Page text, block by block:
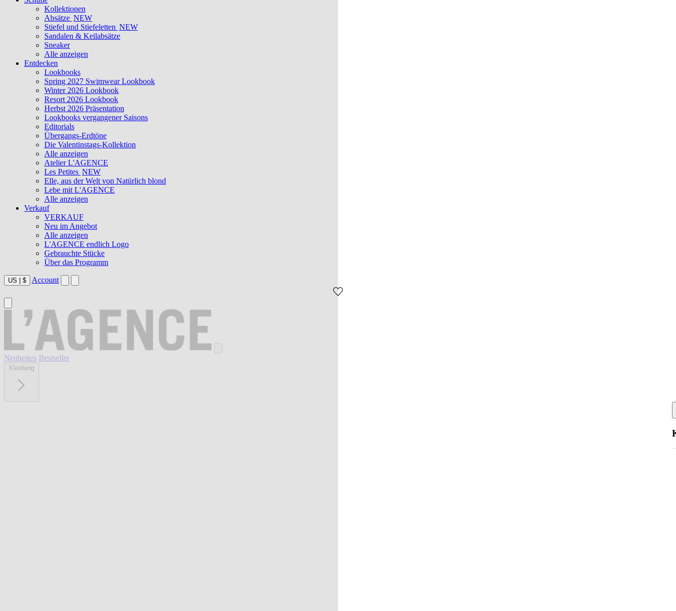
Kollektionen
Absätze NEW
Stiefel und Stiefeletten NEW
Sandalen & Keilabsätze
Sneaker
Alle anzeigen
Entdecken
Lookbooks
Spring 2027 Swimwear Lookbook
Winter 2026 Lookbook
Resort 2026 Lookbook
Herbst 2026 Präsentation
Lookbooks vergangener Saisons
Editorials
Übergangs-Erdtöne
Die Valentinstags-Kollektion
Alle anzeigen
Atelier L'AGENCE
Les Petites NEW
Elle, aus der Welt von Natürlich blond
Lebe mit L'AGENCE
Alle anzeigen
Verkauf
VERKAUF
Neu im Angebot
Alle anzeigen
L'AGENCE endlich Logo
Gebrauchte Stücke
Über das Programm
US $ Account
Neuheiten Bestseller
Kleidung